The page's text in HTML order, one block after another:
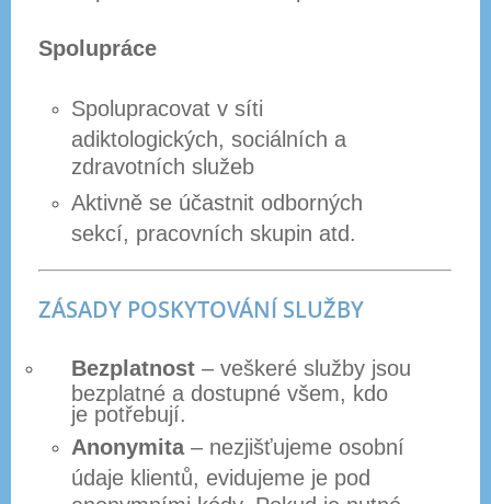
Spolupráce
Spolupracovat v síti
adiktologických, sociálních a
zdravotních služeb
Aktivně se účastnit odborných
sekcí, pracovních skupin atd.
ZÁSADY POSKYTOVÁNÍ SLUŽBY
Bezplatnost – veškeré služby jsou
bezplatné a dostupné všem, kdo
je potřebují.
Anonymita– nezjišťujeme osobní
údaje klientů, evidujeme je pod